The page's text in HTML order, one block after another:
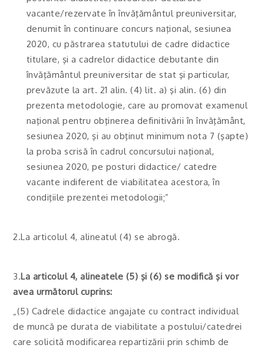
vacante/rezervate în învăţământul preuniversitar,
denumit în continuare concurs naţional, sesiunea
2020, cu păstrarea statutului de cadre didactice
titulare, şi a cadrelor didactice debutante din
învăţământul preuniversitar de stat şi particular,
prevăzute la art. 21 alin. (4) lit. a) şi alin. (6) din
prezenta metodologie, care au promovat examenul
naţional pentru obţinerea definitivării în învăţământ,
sesiunea 2020, şi au obţinut minimum nota 7 (şapte)
la proba scrisă în cadrul concursului naţional,
sesiunea 2020, pe posturi didactice/ catedre
vacante indiferent de viabilitatea acestora, în
condiţiile prezentei metodologii;”
2.La articolul 4, alineatul (4) se abrogă.
3.La articolul 4, alineatele (5) şi (6) se modifică şi vor
avea următorul cuprins:
„(5) Cadrele didactice angajate cu contract individual
de muncă pe durata de viabilitate a postului/catedrei
care solicită modificarea repartizării prin schimb de